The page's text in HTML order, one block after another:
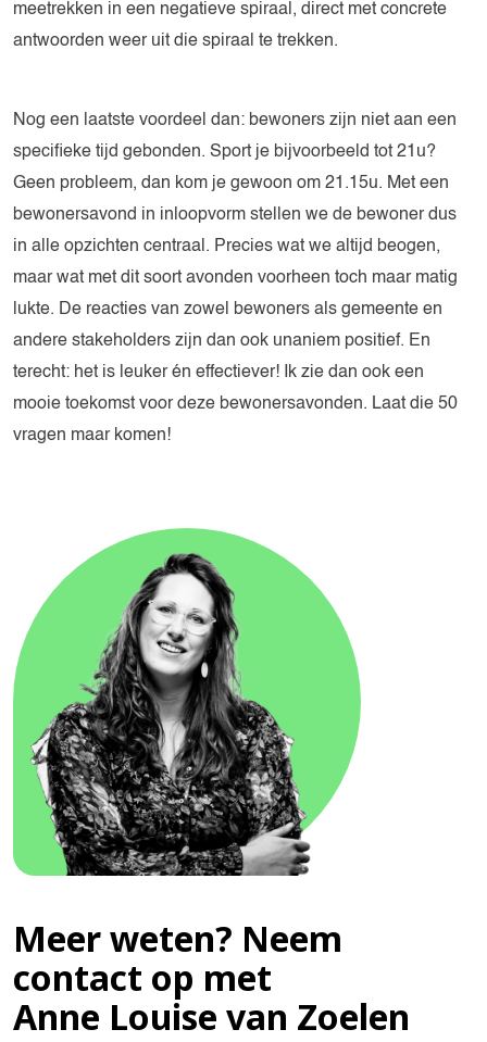
meetrekken in een negatieve spiraal, direct met concrete
antwoorden weer uit die spiraal te trekken.
Nog een laatste voordeel dan: bewoners zijn niet aan een
specifieke tijd gebonden. Sport je bijvoorbeeld tot 21u?
Geen probleem, dan kom je gewoon om 21.15u. Met een
bewonersavond in inloopvorm stellen we de bewoner dus
in alle opzichten centraal. Precies wat we altijd beogen,
maar wat met dit soort avonden voorheen toch maar matig
lukte. De reacties van zowel bewoners als gemeente en
andere stakeholders zijn dan ook unaniem positief. En
terecht: het is leuker én effectiever! Ik zie dan ook een
mooie toekomst voor deze bewonersavonden. Laat die 50
vragen maar komen!
Meer weten? Neem
contact op met
Anne Louise van Zoelen